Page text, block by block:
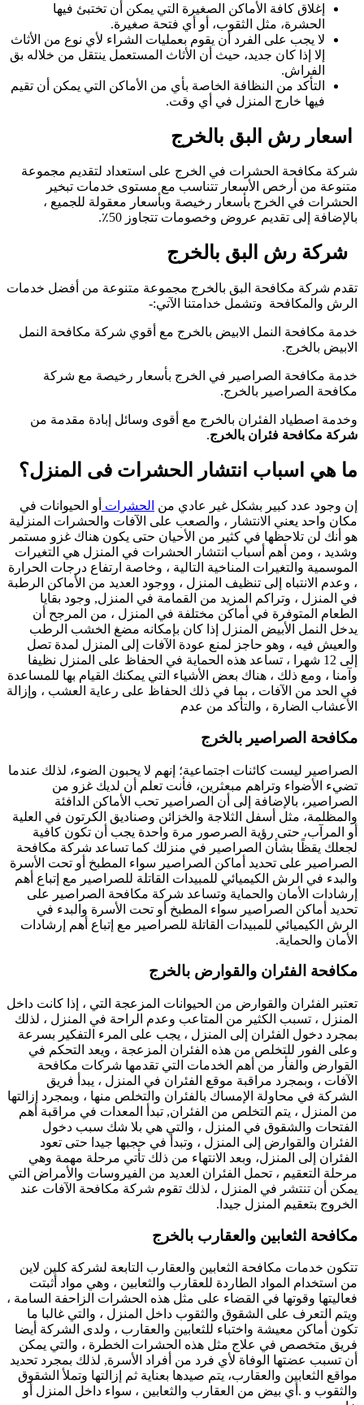
إغلاق كافة الأماكن الصغيرة التي يمكن أن تختبئ فيها
الحشرة، مثل الثقوب، أو أي فتحة صغيرة.
لا يجب على الفرد أن يقوم بعمليات الشراء لأي نوع من الأثاث
إلا إذا كان جديد، حيث أن الأثاث المستعمل ينتقل من خلاله بق
الفراش.
التأكد من النظافة الخاصة بأي من الأماكن التي يمكن أن تقيم
فيها خارج المنزل في أي وقت.
اسعار رش البق بالخرج
شركة مكافحة الحشرات في الخرج على استعداد لتقديم مجموعة
متنوعة من أرخص الأسعار تتناسب مع مستوى خدمات تبخير
الحشرات في الخرج بأسعار رخيصة وبأسعار معقولة للجميع ،
بالإضافة إلى تقديم عروض وخصومات تتجاوز 50٪.
شركة رش البق بالخرج
تقدم شركة مكافحة البق بالخرج مجموعة متنوعة من أفضل خدمات
الرش والمكافحة وتشمل خدامتنا الآتي:-
خدمة مكافحة النمل الابيض بالخرج مع أقوي شركة مكافحة النمل
الابيض بالخرج.
خدمة مكافحة الصراصير في الخرج بأسعار رخيصة مع شركة
مكافحة الصراصير بالخرج.
وخدمة اصطياد الفئران بالخرج مع أقوى وسائل إبادة مقدمة من
شركة مكافحة فئران بالخرج.
ما هي اسباب انتشار الحشرات فى المنزل؟
إن وجود عدد كبير بشكل غير عادي من الحشرات أو الحيوانات في
مكان واحد يعني الانتشار ، والصعب على الآفات والحشرات المنزلية
هو أنك لن تلاحظها في كثير من الأحيان حتى يكون هناك غزو مستمر
وشديد ، ومن أهم أسباب انتشار الحشرات في المنزل هي التغيرات
الموسمية والتغيرات المناخية التالية ، وخاصة ارتفاع درجات الحرارة
، وعدم الانتباه إلى تنظيف المنزل ، ووجود العديد من الأماكن الرطبة
في المنزل ، وتراكم المزيد من القمامة في المنزل, وجود بقايا
الطعام المتوفرة في أماكن مختلفة في المنزل ، من المرجح أن
يدخل النمل الأبيض المنزل إذا كان بإمكانه مضغ الخشب الرطب
والعيش فيه ، وهو حاجز لمنع عودة الآفات إلى المنزل لمدة تصل
إلى 12 شهرا ، تساعد هذه الحماية في الحفاظ على المنزل نظيفا
وآمنا ، ومع ذلك ، هناك بعض الأشياء التي يمكنك القيام بها للمساعدة
في الحد من الآفات ، بما في ذلك الحفاظ على رعاية العشب ، وإزالة
الأعشاب الضارة ، والتأكد من عدم
مكافحة الصراصير بالخرج
الصراصير ليست كائنات اجتماعية؛ إنهم لا يحبون الضوء، لذلك عندما
تضيء الأضواء وتراهم مبعثرين، فأنت تعلم أن لديك غزو من
الصراصير، بالإضافة إلى أن الصراصير تحب الأماكن الدافئة
والمظلمة، مثل أسفل الثلاجة والخزائن وصناديق الكرتون في العلية
أو المرآب، حتى رؤية الصرصور مرة واحدة يجب أن تكون كافية
لجعلك يقظًا بشأن الصراصير في منزلك كما تساعد شركة مكافحة
الصراصير على تحديد أماكن الصراصير سواء المطبخ أو تحت الأسرة
والبدء في الرش الكيميائي للمبيدات القاتلة للصراصير مع إتباع أهم
إرشادات الأمان والحماية وتساعد شركة مكافحة الصراصير على
تحديد أماكن الصراصير سواء المطبخ أو تحت الأسرة والبدء في
الرش الكيميائي للمبيدات القاتلة للصراصير مع إتباع أهم إرشادات
الأمان والحماية.
مكافحة الفئران والقوارض بالخرج
تعتبر الفئران والقوارض من الحيوانات المزعجة التي ، إذا كانت داخل
المنزل ، تسبب الكثير من المتاعب وعدم الراحة في المنزل ، لذلك
بمجرد دخول الفئران إلى المنزل ، يجب على المرء التفكير بسرعة
وعلى الفور للتخلص من هذه الفئران المزعجة ، ويعد التحكم في
القوارض والفأر من أهم الخدمات التي تقدمها شركات مكافحة
الآفات ، وبمجرد مراقبة موقع الفئران في المنزل ، يبدأ فريق
الشركة في محاولة الإمساك بالفئران والتخلص منها ، وبمجرد إزالتها
من المنزل ، يتم التخلص من الفئران, تبدأ المعدات في مراقبة أهم
الفتحات والشقوق في المنزل ، والتي هي بلا شك سبب دخول
الفئران والقوارض إلى المنزل ، وتبدأ في حجبها جيدا حتى تعود
الفئران إلى المنزل، وبعد الانتهاء من ذلك تأتي مرحلة مهمة وهي
مرحلة التعقيم ، تحمل الفئران العديد من الفيروسات والأمراض التي
يمكن أن تنتشر في المنزل ، لذلك تقوم شركة مكافحة الآفات عند
الخروج بتعقيم المنزل جيدا.
مكافحة الثعابين والعقارب بالخرج
تتكون خدمات مكافحة الثعابين والعقارب التابعة لشركة كلين لاين
من استخدام المواد الطاردة للعقارب والثعابين ، وهي مواد أثبتت
فعاليتها وقوتها في القضاء على مثل هذه الحشرات الزاحفة السامة ،
ويتم التعرف على الشقوق والثقوب داخل المنزل ، والتي غالبا ما
تكون أماكن معيشة واختباء للثعابين والعقارب ، ولدى الشركة أيضا
فريق متخصص في علاج مثل هذه الحشرات الخطرة ، والتي يمكن
أن تسبب عضتها الوفاة لأي فرد من أفراد الأسرة, لذلك بمجرد تحديد
مواقع الثعابين والعقارب، يتم صيدها بعناية ثم إزالتها وتملأ الشقوق
والثقوب و .أي بيض من العقارب والثعابين ، سواء داخل المنزل أو